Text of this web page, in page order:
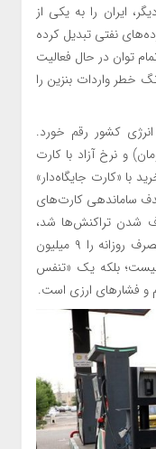
ایران را به یکی از
نفتی تبدیل کرده
توان در حال فعالیت
خطر واردات بنزین را
کشور رقم خورد.
حفظ سهمیه‌های یارانه‌ای (۱۵۰۰ تومان) و نرخ آزاد با کارت
خرید با «کارت جایگاه‌دار»
هدف ساماندهی کارت‌های
شدن تراکنش‌ها شد،
بلکه به گفته محسن پاک‌نژاد، وزیر نفت، مصرف روزانه را ۹ میلیون
بلکه یک «تنفس
و فشارهای ارزی است.‌